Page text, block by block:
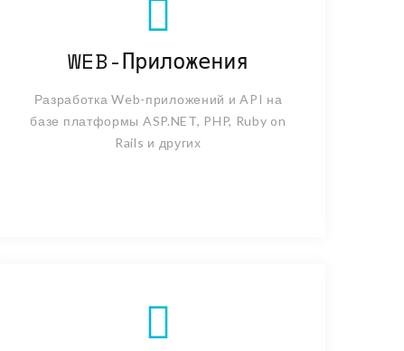
WEB-Приложения
Разработка Web-приложений и API на
базе платформы ASP.NET, PHP, Ruby on
Rails и других